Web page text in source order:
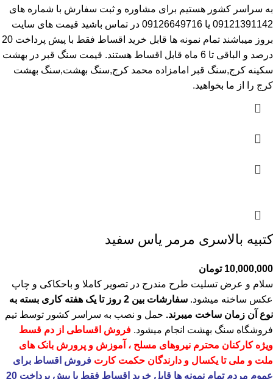
به سراسر کشور هستیم برای مشاوره و ثبت سفارش با شماره های
09121391142 یا 09126649716 در تماس باشید قیمت های سایت
بروز میباشند تمام نمونه ها قابل خرید اقساط فقط با پیش پرداخت 20
درصد و الباقی تا 6 ماه قابل اقساط هستند.
قیمت سنگ قبر در بهشت
سکینه کرج,سنگ قبر امامزاده محمد کرج,سنگ بهشت,سنگ بهشت
کرج را از ما بخواهید.
کتبیه بالاسری مرمر یاس سفید
10,000,000 تومان
سلام و عرض تسلیت طرح مندرج در تصویر کاملا و باحکاکی و چاپ
عکس ساخته میشود.
سفارشات بین 2 روز تا یک هفته کاری بسته به
نوع آن زمان ساخت میبرند. حمل و نصب به سراسر کشور توسط تیم
فروشگاه سنگ بهشت انجام میشود. فروش اقساطی از دم قسط
ویژه کارکنان محترم نیروهای مسلح ، آموزش و پرورش بانک های
ملت و ملی تا یکسال و دارندگان حکمت کارت فروش اقساط برای
عموم مردم تمام نمونه ها قابل خرید اقساط فقط با پیش پرداخت 20